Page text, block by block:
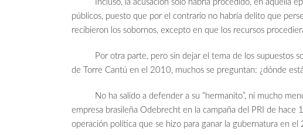
Incluso, la acusación sólo habría procedido, en aquella
públicos, puesto que por el contrario no habría delito que
recibieron los sobornos, excepto en que los recursos
Por otra parte, pero sin dejar el tema de los supuestos
de Torre Cantú en el 2010, muchos se preguntan: ¿dónde
No ha salido a defender a su “hermanito”, ni mucho
empresa brasileña Odebrecht en la campaña del PRI de hace
operación política que se hizo para ganar la gubernatura en el